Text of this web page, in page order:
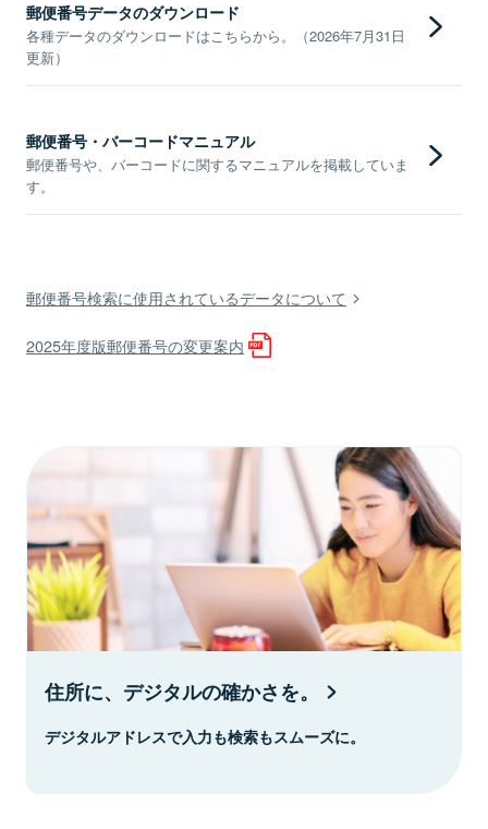
郵便番号データのダウンロード
各種データのダウンロードはこちらから。（2026年7月31日
更新）
郵便番号・バーコードマニュアル
郵便番号や、バーコードに関するマニュアルを掲載していま
す。
郵便番号検索に使用されているデータについて
2025年度版郵便番号の変更案内
住所に、デジタルの確かさを。
デジタルアドレスで入力も検索もスムーズに。